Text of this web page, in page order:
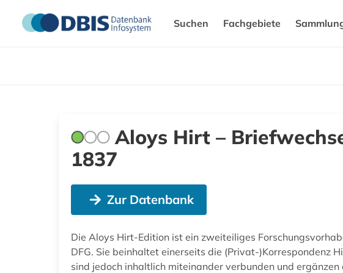
Suchen Fachgebiete
Aloys Hirt –
1837
Zur Datenbank
Die Aloys Hirt-Edition ist ein zweiteiliges
DFG. Sie beinhaltet einerseits die (Privat-)Korrespondenz
sind jedoch inhaltlich miteinander verbunden und